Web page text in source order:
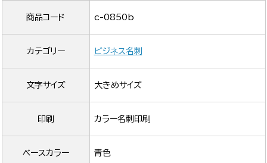
商品コード c-0850b
カテゴリー ビジネス名刺
文字サイズ 大きめサイズ
印刷 カラー名刺印刷
ベースカラー 青色